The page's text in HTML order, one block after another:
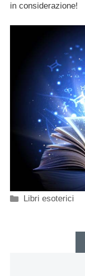
in considerazione!
Categorie
Libri esoterici